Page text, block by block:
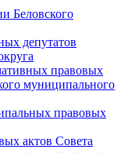
Беловского
депутатов
правовых
муниципального
правовых
актов Совета